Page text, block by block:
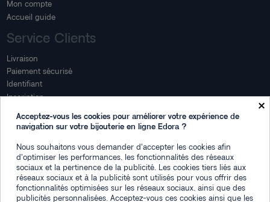
Mon compte
Accueil guide
Service Clients
Livraison
Paiement sécurisé
Identifiant
Inscription
Mon espace
Suivi de commande
Connexion
Créez votre compte
Des questions
×
Acceptez-vous les cookies pour améliorer votre expérience de
navigation sur votre bijouterie en ligne Edora ?
Nous souhaitons vous demander d'accepter les cookies afin
d'optimiser les performances, les fonctionnalités des réseaux
sociaux et la pertinence de la publicité. Les cookies tiers liés aux
réseaux sociaux et à la publicité sont utilisés pour vous offrir des
fonctionnalités optimisées sur les réseaux sociaux, ainsi que des
publicités personnalisées. Acceptez-vous ces cookies ainsi que les